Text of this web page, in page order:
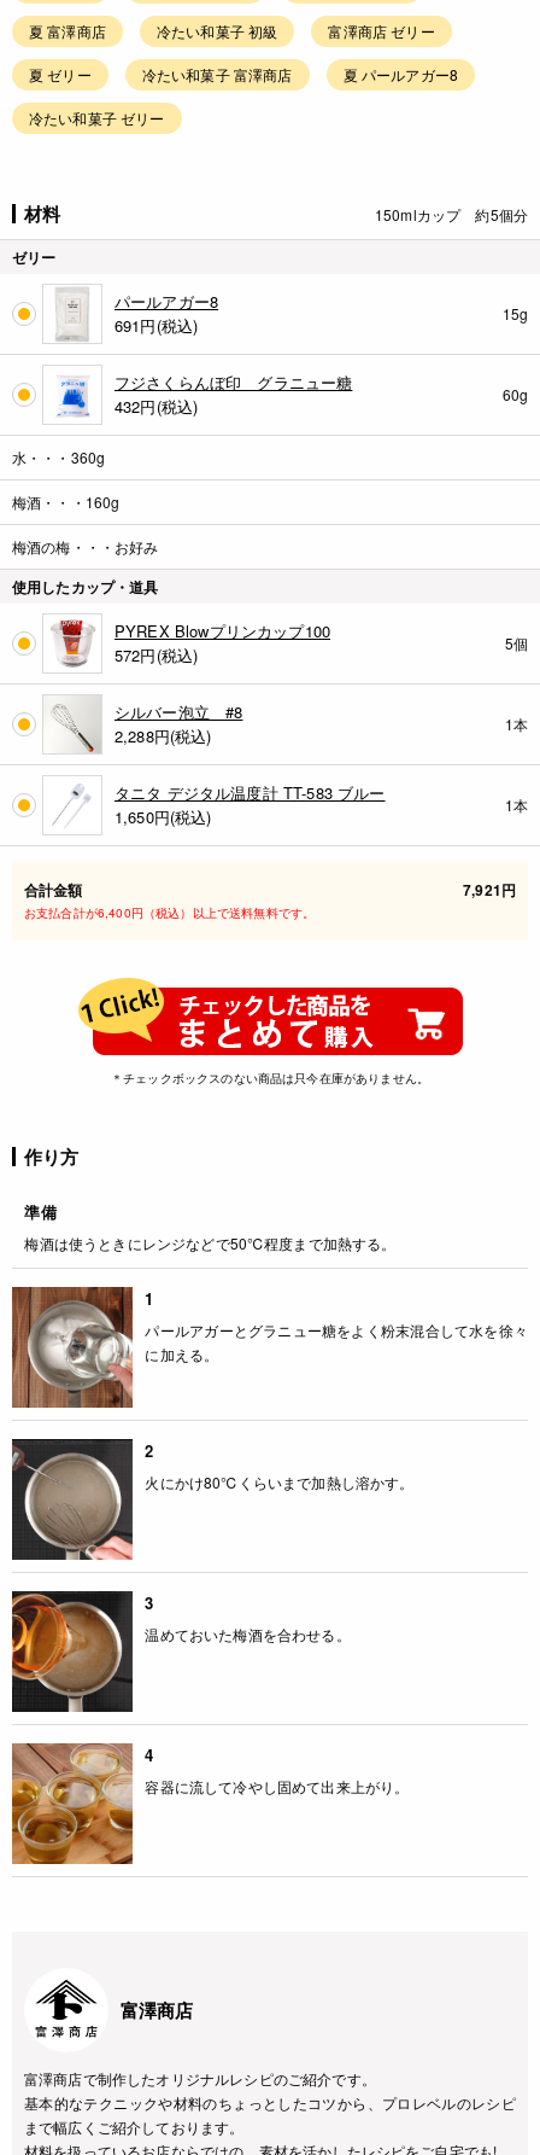
夏 富澤商店 冷たい和菓子 初級 富澤商店 ゼリー
夏 ゼリー 冷たい和菓子 富澤商店 夏 パールアガー8
冷たい和菓子 ゼリー
材料 150mlカップ 約5個分
ゼリー
パールアガー8
691円(税込)
15g
フジさくらんぼ印 グラニュー糖
432円(税込)
60g
水・・・360g
梅酒・・・160g
梅酒の梅・・・お好み
使用したカップ・道具
PYREX Blowプリンカップ100
572円(税込)
5個
シルバー泡立 #8
2,288円(税込)
1本
タニタ デジタル温度計 TT-583 ブルー
1,650円(税込)
1本
合計金額 7,921円
お支払合計が6,400円（税込）以上で送料無料です。
＊チェックボックスのない商品は只今在庫がありません。
作り方
準備
梅酒は使うときにレンジなどで50℃程度まで加熱する。
1
パールアガーとグラニュー糖をよく粉末混合して水を徐々
に加える。
2
火にかけ80℃くらいまで加熱し溶かす。
3
温めておいた梅酒を合わせる。
4
容器に流して冷やし固めて出来上がり。
富澤商店
富澤商店で制作したオリジナルレシピのご紹介です。
基本的なテクニックや材料のちょっとしたコツから、プロレベルのレシピ
まで幅広くご紹介しております。